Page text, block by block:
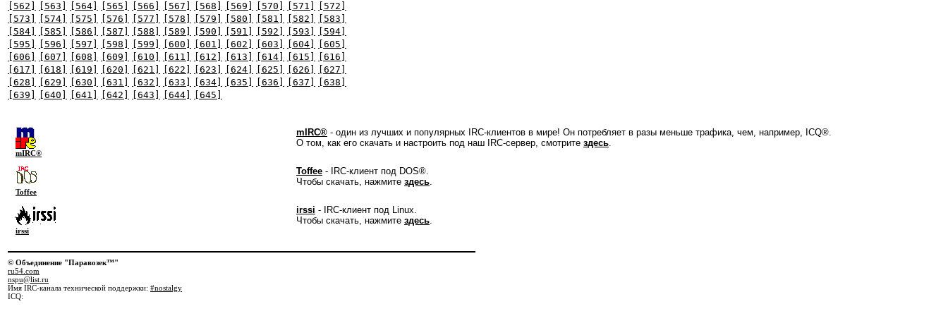
[562] [563] [564] [565] [566] [567] [568] [569] [570] [571]
[572]
[573]
[574] [575] [576] [577] [578] [579] [580] [581] [582]
[583]
[584]
[585] [586] [587] [588] [589] [590] [591] [592] [593]
[594]
[595]
[596] [597] [598] [599] [600] [601] [602] [603] [604]
[605]
[606]
[607] [608] [609] [610] [611] [612] [613] [614] [615]
[616]
[617]
[618] [619] [620] [621] [622] [623] [624] [625] [626]
[627]
[628]
[629] [630] [631] [632] [633] [634] [635] [636] [637]
[638]
[639]
[640] [641] [642] [643] [644] [645]
mIRC®
mIRC® - один из лучших и популярных IRC-клиентов в мире! Он потребляет в разы меньше трафика, чем, например, ICQ®.
О том, как его скачать и настроить под наш IRC-сервер, смотрите здесь.
Toffee
Toffee - IRC-клиент под DOS®.
Чтобы скачать, нажмите здесь.
irssi
irssi - IRC-клиент под Linux.
Чтобы скачать, нажмите здесь.
© Объединение "Паравозек™"
ru54.com
nspu@list.ru
Имя IRC-канала технической поддержки: #nostalgy
ICQ: